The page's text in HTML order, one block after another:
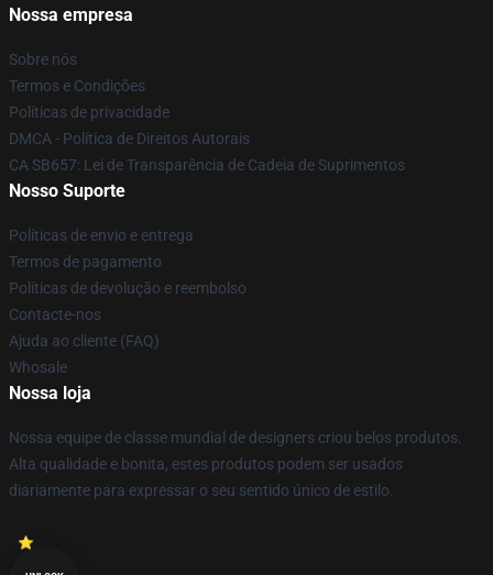
Nossa empresa
Sobre nós
Termos e Condições
Políticas de privacidade
DMCA - Política de Direitos Autorais
CA SB657: Lei de Transparência de Cadeia de Suprimentos
Nosso Suporte
Políticas de envio e entrega
Termos de pagamento
Políticas de devolução e reembolso
Contacte-nos
Ajuda ao cliente (FAQ)
Whosale
Nossa loja
Nossa equipe de classe mundial de designers criou belos produtos.
Alta qualidade e bonita, estes produtos podem ser usados
diariamente para expressar o seu sentido único de estilo.